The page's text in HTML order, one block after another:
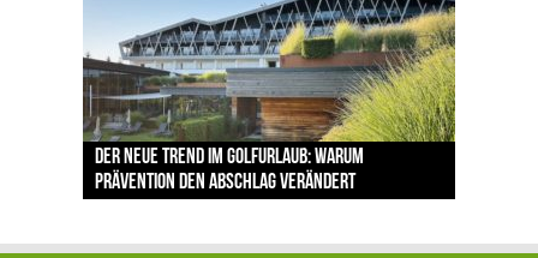
Der neue Trend im Golfurlaub: Warum
Prävention den Abschlag verändert
Luštica Bay baut Montenegros erste Golf-
Community weiter aus
Vom 85. Platz zur Claret Jug: Neuseeländer
schreibt bei The Open Geschichte
Claret Jug: Warum Scottie Scheffler die
berühmteste Golftrophäe zurückgeben muss
The Open 2026 in Royal Birkdale: Warum der
traditionsreiche Linksplatz zu den größten
Herausforderungen im Golfsport zählt